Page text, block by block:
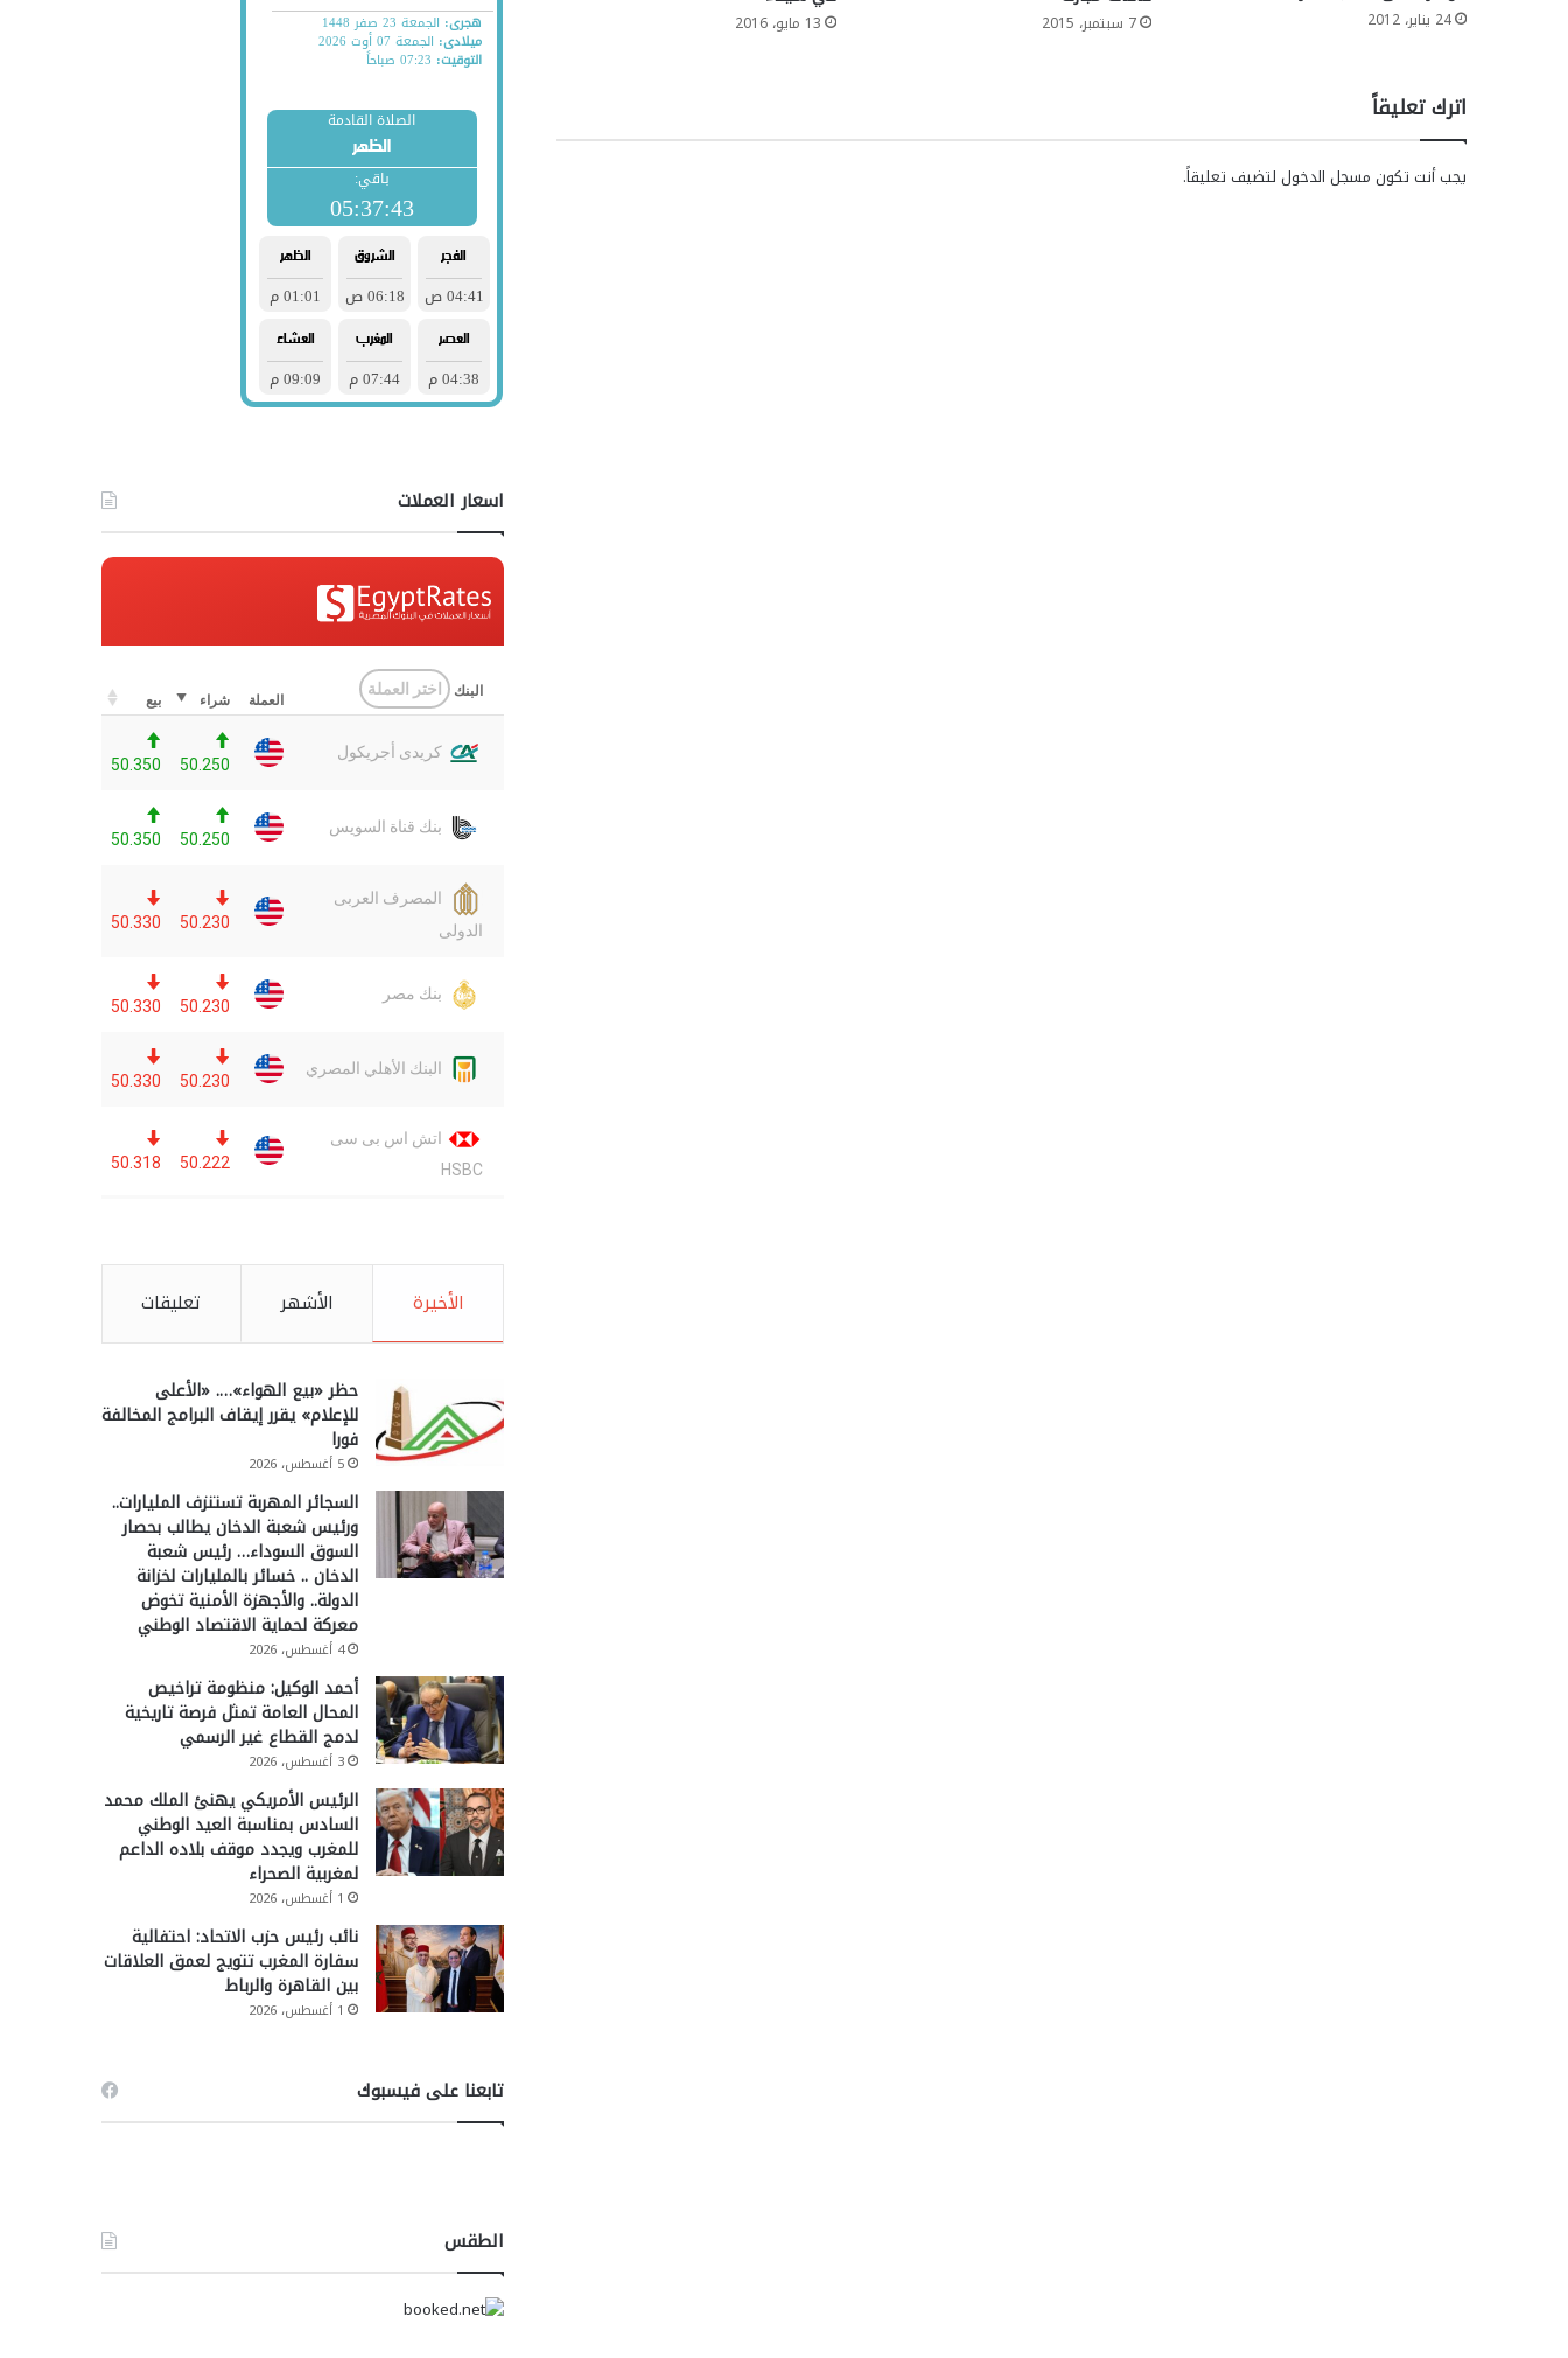
24 يناير، 2012 7 سبتمبر، 2015 13 مايو، 2016
اترك تعليقاً
يجب أنت تكون مسجل الدخول لتضيف تعليقاً.
اسعار العملات
الأخيرة الأشهر تعليقات
حظر «بيع الهواء»…. «الأعلى
للإعلام» يقرر إيقاف البرامج المخالفة
فورا
5 أغسطس، 2026
السجائر المهربة تستنزف المليارات..
ورئيس شعبة الدخان يطالب بحصار
السوق السوداء… رئيس شعبة
الدخان .. خسائر بالمليارات لخزانة
الدولة.. والأجهزة الأمنية تخوض
معركة لحماية الاقتصاد الوطني
4 أغسطس، 2026
أحمد الوكيل: منظومة تراخيص
المحال العامة تمثل فرصة تاريخية
لدمج القطاع غير الرسمي
3 أغسطس، 2026
الرئيس الأمريكي يهنئ الملك محمد
السادس بمناسبة العيد الوطني
للمغرب ويجدد موقف بلاده الداعم
لمغربية الصحراء
1 أغسطس، 2026
نائب رئيس حزب الاتحاد: احتفالية
سفارة المغرب تتويج لعمق العلاقات
بين القاهرة والرباط
1 أغسطس، 2026
تابعنا على فيسبوك
الطقس